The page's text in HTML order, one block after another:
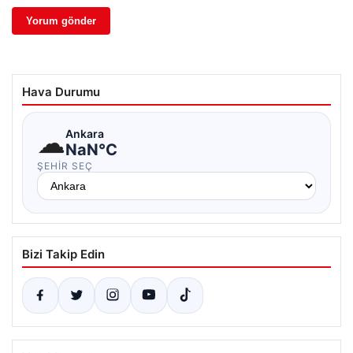
Hava Durumu
☁Ankara
NaN°C
ŞEHIR SEÇ
Bizi Takip Edin